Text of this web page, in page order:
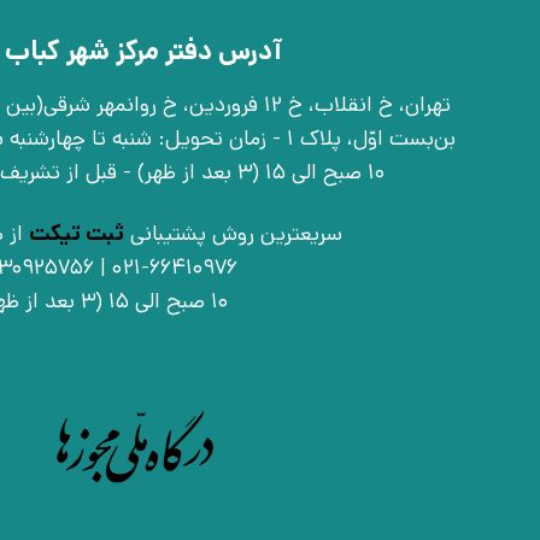
آدرس دفتر مرکز شهر
بن‌بست اوّل، پلاک 1 - زمان تحویل: شنبه
10 صبح الی 15 (3 بعد از ظهر) - قبل از تشریف آوردن تماس بگیرید
سریعترین روش پشتیبانی ثبت تیکت
10 صبح الی 15 (3 بعد از ظهر)